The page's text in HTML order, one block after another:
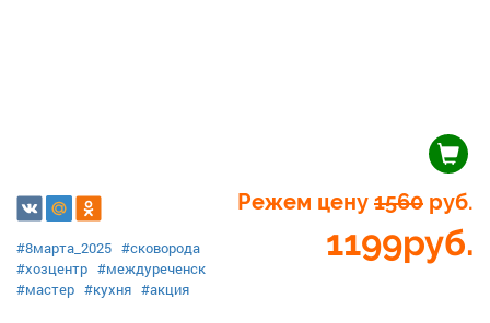
Режем цену 1560 руб.
1199руб.
#8марта_2025 #сковорода
#хозцентр #междуреченск
#мастер #кухня #акция